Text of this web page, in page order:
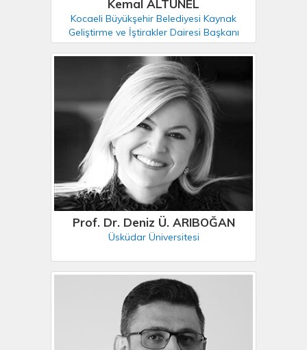
Kemal ALTUNEL
Kocaeli Büyükşehir Belediyesi Kaynak
Geliştirme ve İştirakler Dairesi Başkanı
Prof. Dr. Deniz Ü. ARIBOĞAN
Üsküdar Üniversitesi